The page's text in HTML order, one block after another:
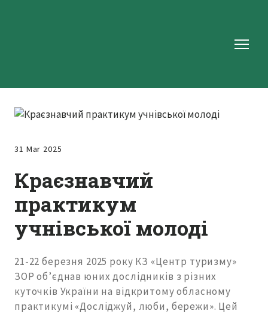
31 Mar 2025
Краєзнавчий
практикум
учнівської молоді
21-22 березня 2025 року КЗ «Центр туризму»
ЗОР об’єднав юних дослідників з різних
куточків України на відкритому обласному
практикумі «Досліджуй, люби, бережи». Цей